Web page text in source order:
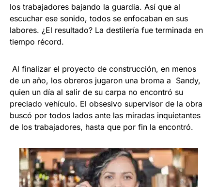
los trabajadores bajando la guardia. Así que al
escuchar ese sonido, todos se enfocaban en sus
labores. ¿El resultado? La destilería fue terminada en
tiempo récord.
Al finalizar el proyecto de construcción, en menos
de un año, los obreros jugaron una broma a Sandy,
quien un día al salir de su carpa no encontró su
preciado vehículo. El obsesivo supervisor de la obra
buscó por todos lados ante las miradas inquietantes
de los trabajadores, hasta que por fin la encontró.